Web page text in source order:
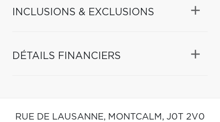
INCLUSIONS & EXCLUSIONS
DÉTAILS FINANCIERS
RUE DE LAUSANNE, MONTCALM, J0T 2V0